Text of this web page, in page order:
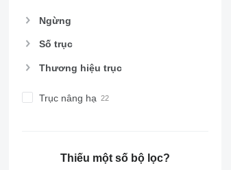
Ngừng
Số trục
Thương hiệu trục
Trục nâng hạ
Thiếu một số bộ lọc?